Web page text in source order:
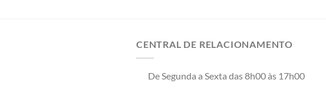
CENTRAL DE RELACIONAMENTO
De Segunda a Sexta das 8h00 às 17h00